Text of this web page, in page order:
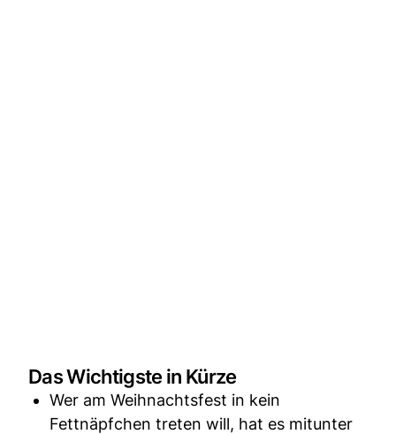
Das Wichtigste in Kürze
Wer am Weihnachtsfest in kein
Fettnäpfchen treten will, hat es mitunter